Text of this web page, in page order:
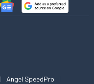
Angel SpeedPro